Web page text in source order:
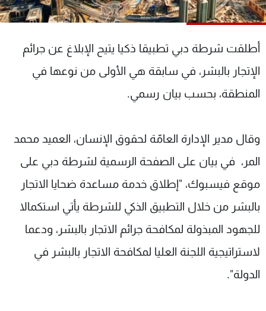
أطلقت شرطة دبي تطبيقا ذكيا يتيح الإبلاغ عن جرائم
الإتجار بالبشر، في سابقة هي الأولى من نوعها في
المنطقة، بحسب بيان رسمي.
وقال مدير الإدارة العامّة لحقوق الإنسان، العميد محمد
المر، في بيان على الصفحة الرسمية لشرطة دبي على
موقع فيسبوك، "إطلاق خدمة مساعدة ضحايا الاتجار
بالبشر من خلال التطبيق الذكي للشرطة يأتي استكمالا
للجهود المبذولة لمكافحة جرائم الاتجار بالبشر، ودعما
لاستراتيجية اللجنة العليا لمكافحة الاتجار بالبشر في
الدولة".
شاهد البرامج
عن MTV
الإنـتـاج
لاعلاناتكم
وظائف
تواصل معنا
شروط الإسـتخدام
سياسة الخصوصية